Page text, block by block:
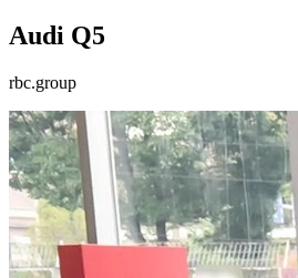
Audi Q5
rbc.group